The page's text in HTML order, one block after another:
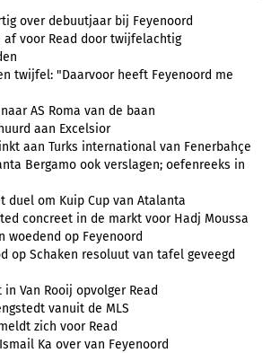
over debuutjaar bij Feyenoord
af voor Read door twijfelachtig
twijfel: "Daarvoor heeft Feyenoord me
AS Roma van de baan
aan Excelsior
aan Turks international van Fenerbahçe
Bergamo ook verslagen; oefenreeks in
duel om Kuip Cup van Atalanta
concreet in de markt voor Hadj Moussa
woedend op Feyenoord
op Schaken resoluut van tafel geveegd
in Van Rooij opvolger Read
vanuit de MLS
zich voor Read
Ka over van Feyenoord